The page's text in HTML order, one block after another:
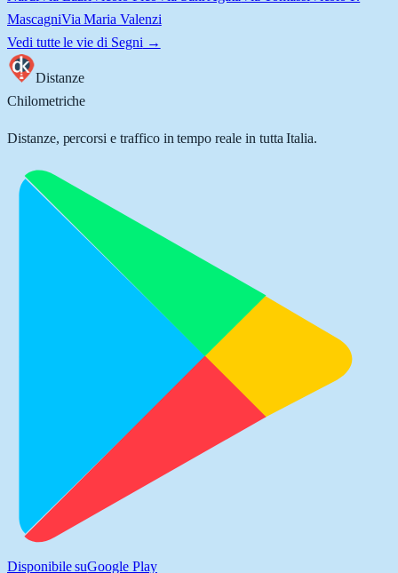
MascagniVia Maria Valenzi
Vedi tutte le vie di Segni →
Distanze
Chilometriche
Distanze, percorsi e traffico in tempo reale in tutta Italia.
Disponibile suGoogle Play